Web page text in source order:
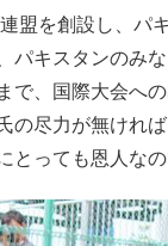
を創設し、パ
キスタンのみ
で、国際大会へ
の尽力が無けれ
っても恩人なの